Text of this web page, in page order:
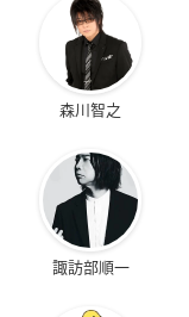
森川智之
諏訪部順一